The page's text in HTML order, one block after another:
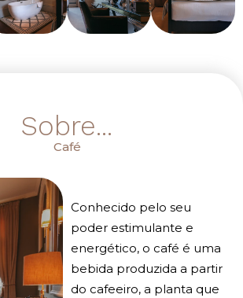
Sobre...
Café
Conhecido pelo seu
poder estimulante e
energético, o café é uma
bebida produzida a partir
do cafeeiro, a planta que